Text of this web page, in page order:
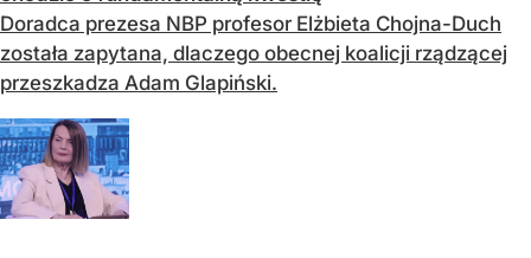
Doradca prezesa NBP profesor Elżbieta Chojna-Duch
została zapytana, dlaczego obecnej koalicji rządzącej
przeszkadza Adam Glapiński.